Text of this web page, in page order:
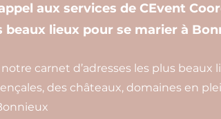
aux services de CEvent
lieux pour se marier à
carnet d’adresses les plus beaux
des châteaux, domaines en